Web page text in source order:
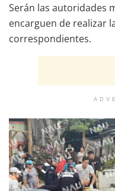
Serán las autoridades
encarguen de realizar
correspondientes.